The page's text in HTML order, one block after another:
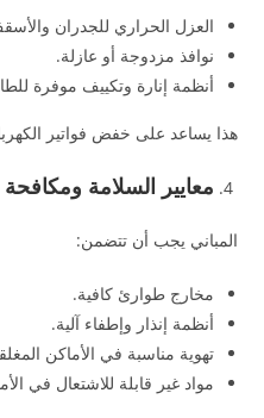
العزل الحراري للجدران
نوافذ مزدوجة أو عازلة.
أنظمة إنارة وتكييف موفرة
هذا يساعد على خفض فواتير
معايير السلامة
المباني يجب أن تتضمن:
مخارج طوارئ كافية.
أنظمة إنذار وإطفاء آلية.
تهوية مناسبة في الأماكن
مواد غير قابلة للاشتعال في